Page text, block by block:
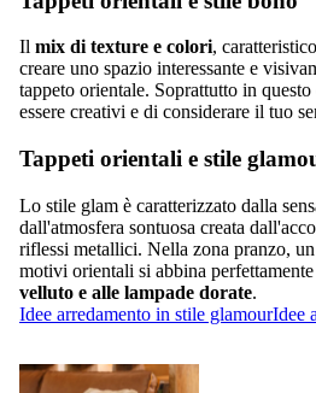
Il mix di texture e colori,
creare uno spazio interessante e
tappeto orientale. Soprattutto in
essere creativi e di considerare il tuo
Tappeti orientali e stile
Lo stile glam è caratterizzato dalla
dall'atmosfera sontuosa creata
riflessi metallici. Nella zona pranzo,
motivi orientali si abbina
velluto e alle lampade dorate.
Idee arredamento in stile glamourIdee